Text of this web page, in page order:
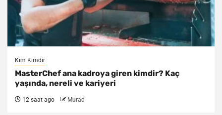
Kim Kimdir
MasterChef ana kadroya giren kimdir? Kaç
yaşında, nereli ve kariyeri
12 saat ago Murad